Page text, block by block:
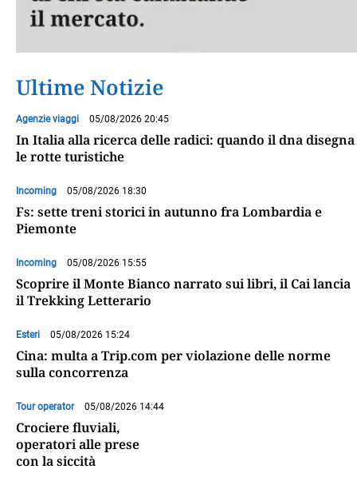
Ultime Notizie
Agenzie viaggi 05/08/2026 20:45
In Italia alla ricerca delle radici: quando il dna disegna
le rotte turistiche
Incoming 05/08/2026 18:30
Fs: sette treni storici in autunno fra Lombardia e
Piemonte
Incoming 05/08/2026 15:55
Scoprire il Monte Bianco narrato sui libri, il Cai lancia
il Trekking Letterario
Esteri 05/08/2026 15:24
Cina: multa a Trip.com per violazione delle norme
sulla concorrenza
Tour operator 05/08/2026 14:44
Crociere fluviali,
operatori alle prese
con la siccità